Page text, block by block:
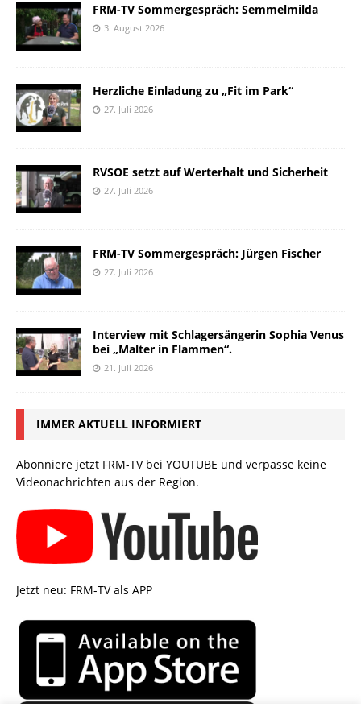
FRM-TV Sommergespräch: Semmelmilda
3. August 2026
Herzliche Einladung zu „Fit im Park“
27. Juli 2026
RVSOE setzt auf Werterhalt und Sicherheit
27. Juli 2026
FRM-TV Sommergespräch: Jürgen Fischer
27. Juli 2026
Interview mit Schlagersängerin Sophia Venus
bei „Malter in Flammen“.
21. Juli 2026
IMMER AKTUELL INFORMIERT
Abonniere jetzt FRM-TV bei YOUTUBE und verpasse keine
Videonachrichten aus der Region.
Jetzt neu: FRM-TV als APP